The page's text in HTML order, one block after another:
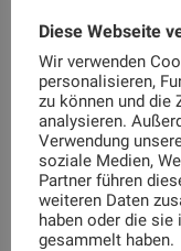
Diese Webseite
Wir verwenden
personalisieren,
zu können und die
analysieren.
Verwendung
soziale Medien,
Partner führen
weiteren Daten
haben oder die sie
gesammelt haben.